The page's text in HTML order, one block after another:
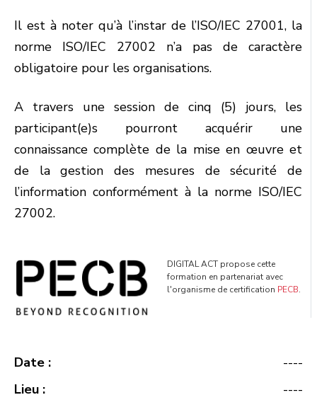
Il est à noter qu’à l’instar de l’ISO/IEC 27001, la
norme ISO/IEC 27002 n’a pas de caractère
obligatoire pour les organisations.
A travers une session de cinq (5) jours, les
participant(e)s pourront acquérir une
connaissance complète de la mise en œuvre et
de la gestion des mesures de sécurité de
l’information conformément à la norme ISO/IEC
27002.
DIGITAL ACT propose cette
formation en partenariat avec
l'organisme de certification PECB.
Date :
----
Lieu :
----